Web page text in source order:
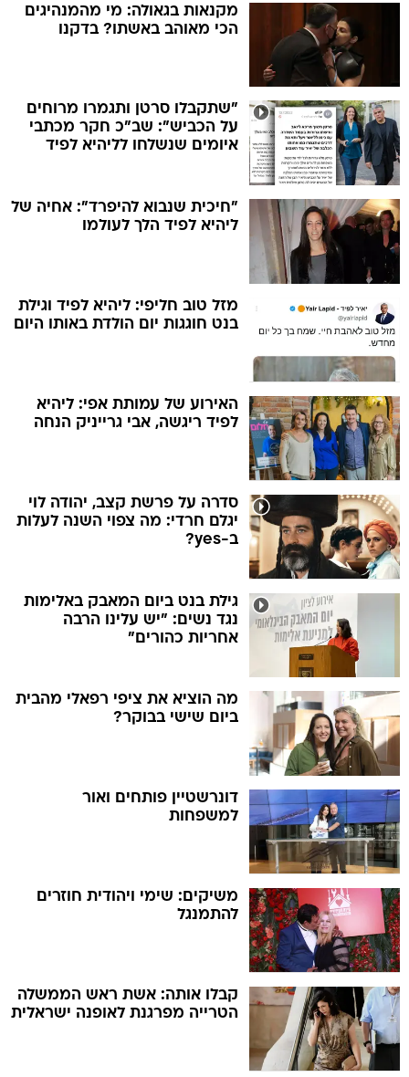
מקנאות בגאולה: מי מהמנהיגים
הכי מאוהב באשתו? בדקנו
"שתקבלו סרטן ותגמרו מרוחים
על הכביש": שב"כ חקר מכתבי
איומים שנשלחו לליהיא לפיד
"חיכית שנבוא להיפרד": אחיה של
ליהיא לפיד הלך לעולמו
מזל טוב חליפי: ליהיא לפיד וגילת
בנט חוגגות יום הולדת באותו היום
האירוע של עמותת אפי: ליהיא
לפיד ריגשה, אבי גרייניק הנחה
סדרה על פרשת קצב, יהודה לוי
יגלם חרדי: מה צפוי השנה לעלות
ב-yes?
גילת בנט ביום המאבק באלימות
נגד נשים: "יש עלינו הרבה
אחריות כהורים"
מה הוציא את ציפי רפאלי מהבית
ביום שישי בבוקר?
דונרשטיין פותחים ואור
למשפחות
משיקים: שימי ויהודית חוזרים
להתמנגל
קבלו אותה: אשת ראש הממשלה
הטרייה מפרגנת לאופנה ישראלית